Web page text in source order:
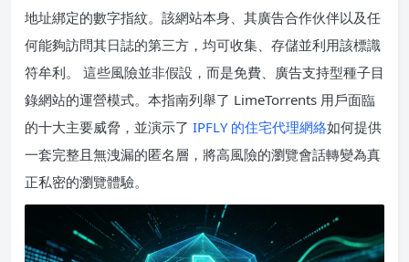
地址綁定的數字指紋。該網站本身、其廣告合作伙伴以及任
何能夠訪問其日誌的第三方，均可收集、存儲並利用該標識
符牟利。 這些風險並非假設，而是免費、廣告支持型種子目
錄網站的運營模式。本指南列舉了 LimeTorrents 用戶面臨
的十大主要威脅，並演示了 IPFLY 的住宅代理網絡如何提供
一套完整且無洩漏的匿名層，將高風險的瀏覽會話轉變為真
正私密的瀏覽體驗。